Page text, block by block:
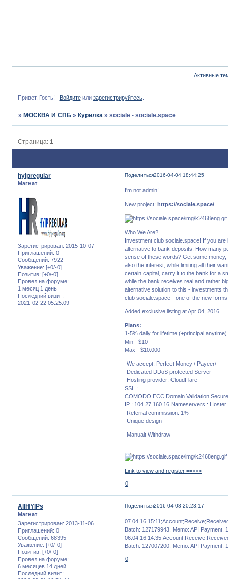
Активные
Привет, Гость! Войдитеили зарегистрируйтесь.
» МОСКВА И СПБ » Курилка »sociale - sociale.space
Страница:1
Поделиться2016-04-04 18:44:25
hyipregular
Магнат
Зарегистрирован: 2015-10-07
Приглашений: 0
Сообщений: 7922
Уважение: [+0/-0]
Позитив: [+0/-0]
Провел на форуме:
1 месяц 1 день
Последний визит:
2021-02-22 05:25:09
I'm not admin!
New project:https://sociale.space/
Who We Are?
Investment club sociale.space! If you
alternative to bank deposits. How many
sense of these words? Get some
also the interest, while limiting all their
certain capital, carry it to the bank for a
while the bank receives real and rather
alternative solution to this - investments
club sociale.space - one of the new
Added exclusive listing at Apr 04, 2016
Plans:
1-5% daily for lifetime (+principal anytime)
Min - $10
Max - $10.000
-We accept: Perfect Money / Payeer/
-Dedicated DDoS protected Server
-Hosting provider: CloudFlare
SSL :
COMODO ECC Domain Validation
IP : 104.27.160.16 Nameservers :
-Referral commission: 1%
-Unique design
-Manualt Withdraw
Link to view and register ==>>>
0
Поделиться2016-04-08 20:23:17
AllHYIPs
Магнат
Зарегистрирован: 2013-11-06
Приглашений: 0
Сообщений: 68395
Уважение: [+0/-0]
Позитив: [+0/-0]
Провел на форуме:
6 месяцев 14 дней
Последний визит:
07.04.16
Batch: 127179943. Memo: API Payment.
06.04.16
Batch: 127007200. Memo: API Payment.
0